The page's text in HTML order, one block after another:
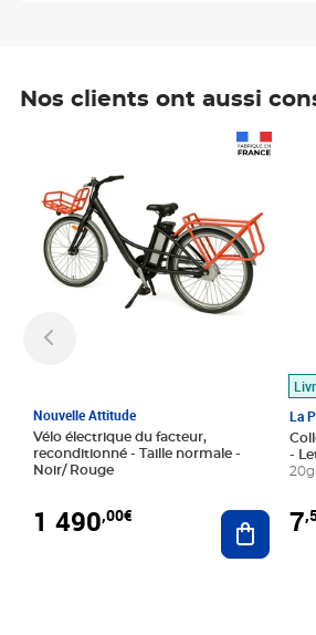
Nos clients ont aussi
Nouvelle Attitude
Vélo électrique du facteur,
reconditionné - Taille normale -
Noir/ Rouge
1 490,00€ Ajouter
La
-
7